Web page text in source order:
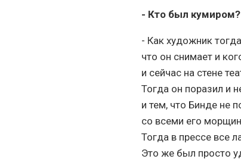
- Кто был
- Как художник
что он снимает и
и сейчас на стене
Тогда он поразил и
и тем, что Бинде не
со всеми его
Тогда в прессе все
Это же был просто